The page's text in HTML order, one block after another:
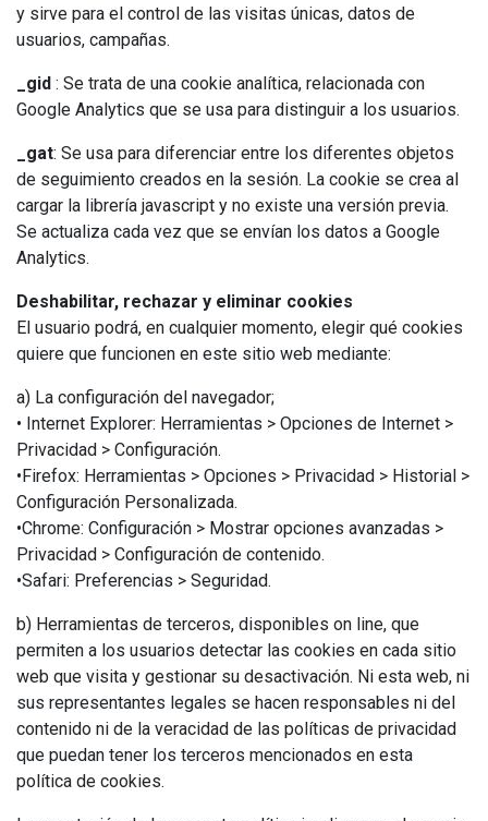
y sirve para el control de las visitas únicas, datos de
usuarios, campañas.
_gid : Se trata de una cookie analítica, relacionada con
Google Analytics que se usa para distinguir a los usuarios.
_gat: Se usa para diferenciar entre los diferentes objetos
de seguimiento creados en la sesión. La cookie se crea al
cargar la librería javascript y no existe una versión previa.
Se actualiza cada vez que se envían los datos a Google
Analytics.
Deshabilitar, rechazar y eliminar cookies
El usuario podrá, en cualquier momento, elegir qué cookies
quiere que funcionen en este sitio web mediante:
a) La configuración del navegador;
• Internet Explorer: Herramientas > Opciones de Internet >
Privacidad > Configuración.
•Firefox: Herramientas > Opciones > Privacidad > Historial >
Configuración Personalizada.
•Chrome: Configuración > Mostrar opciones avanzadas >
Privacidad > Configuración de contenido.
•Safari: Preferencias > Seguridad.
b) Herramientas de terceros, disponibles on line, que
permiten a los usuarios detectar las cookies en cada sitio
web que visita y gestionar su desactivación. Ni esta web, ni
sus representantes legales se hacen responsables ni del
contenido ni de la veracidad de las políticas de privacidad
que puedan tener los terceros mencionados en esta
política de cookies.